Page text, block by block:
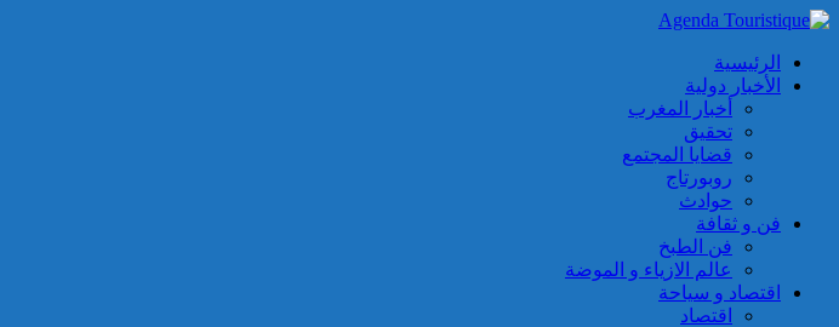
الرئيسية
الأخبار دولية
أخبار المغرب
تحقيق
قضايا المجتمع
روبورتاج
حوادث
فن و ثقافة
فن الطبخ
عالم الازياء و الموضة
اقتصاد و سياحة
اقتصاد